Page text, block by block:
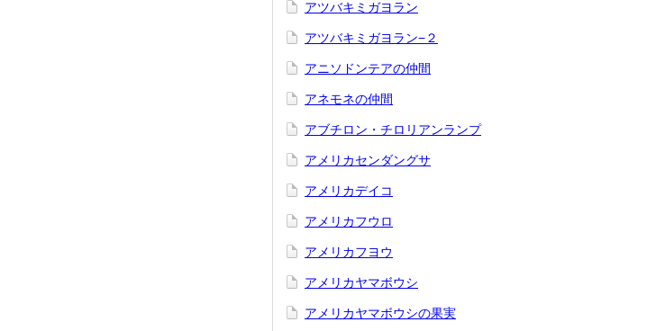
アツバキミガヨラン
アツバキミガヨラン−２
アニソドンテアの仲間
アネモネの仲間
アブチロン・チロリアンランプ
アメリカセンダングサ
アメリカデイコ
アメリカフウロ
アメリカフヨウ
アメリカヤマボウシ
アメリカヤマボウシの果実